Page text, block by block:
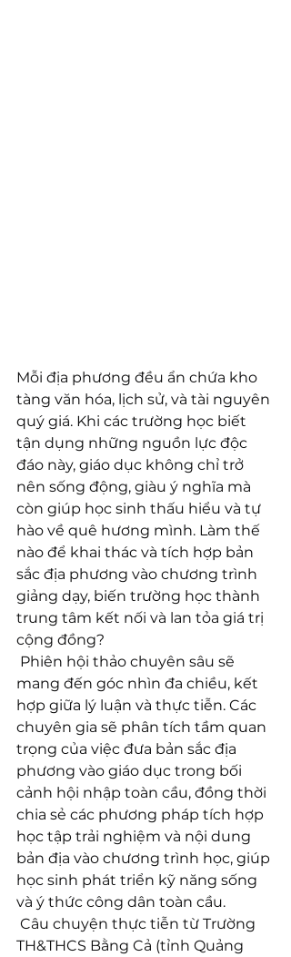
Mỗi địa phương đều ẩn chứa kho
tàng văn hóa, lịch sử, và tài nguyên
quý giá. Khi các trường học biết
tận dụng những nguồn lực độc
đáo này, giáo dục không chỉ trở
nên sống động, giàu ý nghĩa mà
còn giúp học sinh thấu hiểu và tự
hào về quê hương mình. Làm thế
nào để khai thác và tích hợp bản
sắc địa phương vào chương trình
giảng dạy, biến trường học thành
trung tâm kết nối và lan tỏa giá trị
cộng đồng?
Phiên hội thảo chuyên sâu sẽ
mang đến góc nhìn đa chiều, kết
hợp giữa lý luận và thực tiễn. Các
chuyên gia sẽ phân tích tầm quan
trọng của việc đưa bản sắc địa
phương vào giáo dục trong bối
cảnh hội nhập toàn cầu, đồng thời
chia sẻ các phương pháp tích hợp
học tập trải nghiệm và nội dung
bản địa vào chương trình học, giúp
học sinh phát triển kỹ năng sống
và ý thức công dân toàn cầu.
Câu chuyện thực tiễn từ Trường
TH&THCS Bằng Cả (tỉnh Quảng